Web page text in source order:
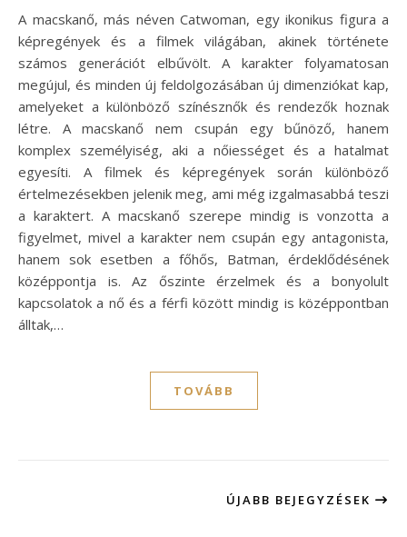
A macskanő, más néven Catwoman, egy ikonikus figura a
képregények és a filmek világában, akinek története
számos generációt elbűvölt. A karakter folyamatosan
megújul, és minden új feldolgozásában új dimenziókat kap,
amelyeket a különböző színésznők és rendezők hoznak
létre. A macskanő nem csupán egy bűnöző, hanem
komplex személyiség, aki a nőiességet és a hatalmat
egyesíti. A filmek és képregények során különböző
értelmezésekben jelenik meg, ami még izgalmasabbá teszi
a karaktert. A macskanő szerepe mindig is vonzotta a
figyelmet, mivel a karakter nem csupán egy antagonista,
hanem sok esetben a főhős, Batman, érdeklődésének
középpontja is. Az őszinte érzelmek és a bonyolult
kapcsolatok a nő és a férfi között mindig is középpontban
álltak,…
TOVÁBB
ÚJABB BEJEGYZÉSEK